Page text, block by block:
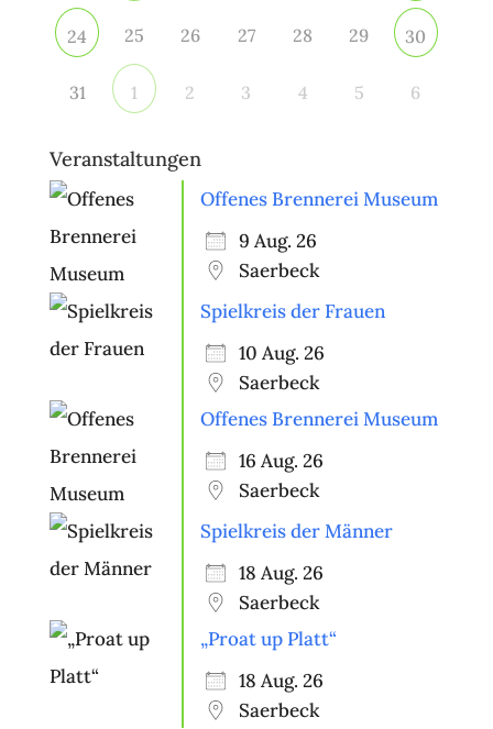
24 25 26 27 28 29 30
31 1 2 3 4 5 6
Veranstaltungen
Offenes Brennerei Museum
9 Aug. 26
Saerbeck
Spielkreis der Frauen
10 Aug. 26
Saerbeck
Offenes Brennerei Museum
16 Aug. 26
Saerbeck
Spielkreis der Männer
18 Aug. 26
Saerbeck
„Proat up Platt“
18 Aug. 26
Saerbeck